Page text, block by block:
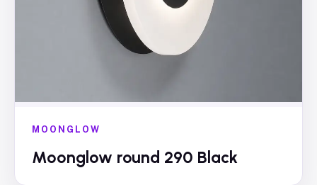
MOONGLOW
Moonglow round 290 Black